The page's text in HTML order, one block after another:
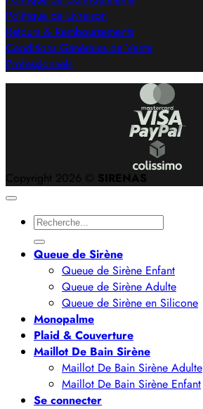
Politique de Livraison
Retours & Remboursements
Conditions Générales de Vente
Professionnels
Copyright 2026 © SIRENAS
Recherche
pour :
Queue de Sirène
Queue de Sirène Enfant
Queue de Sirène Adulte
Queue de Sirène en Silicone
Monopalme
Plaid & Couverture
Maillot De Bain Sirène
Maillot De Bain Sirène Adulte
Maillot De Bain Sirène Enfant
Se connecter